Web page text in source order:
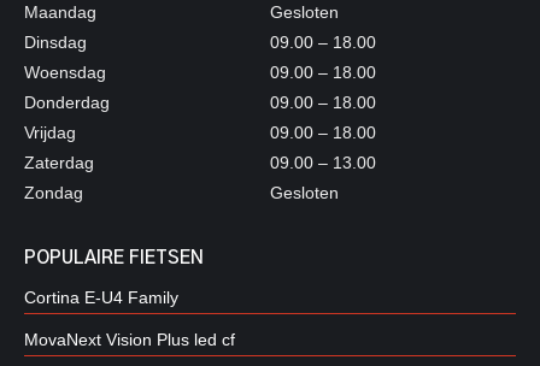
Maandag
Dinsdag
Woensdag
Donderdag
Vrijdag
Zaterdag
Zondag
Gesloten
09.00 – 18.00
09.00 – 18.00
09.00 – 18.00
09.00 – 18.00
09.00 – 13.00
Gesloten
POPULAIRE FIETSEN
Cortina E-U4 Family
MovaNext Vision Plus led cf